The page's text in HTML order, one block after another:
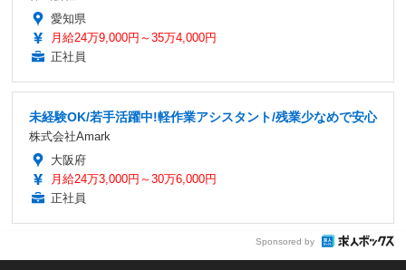
愛知県
月給24万9,000円～35万4,000円
正社員
未経験OK/若手活躍中!軽作業アシスタント/残業少なめで安心
株式会社Amark
大阪府
月給24万3,000円～30万6,000円
正社員
Sponsored by